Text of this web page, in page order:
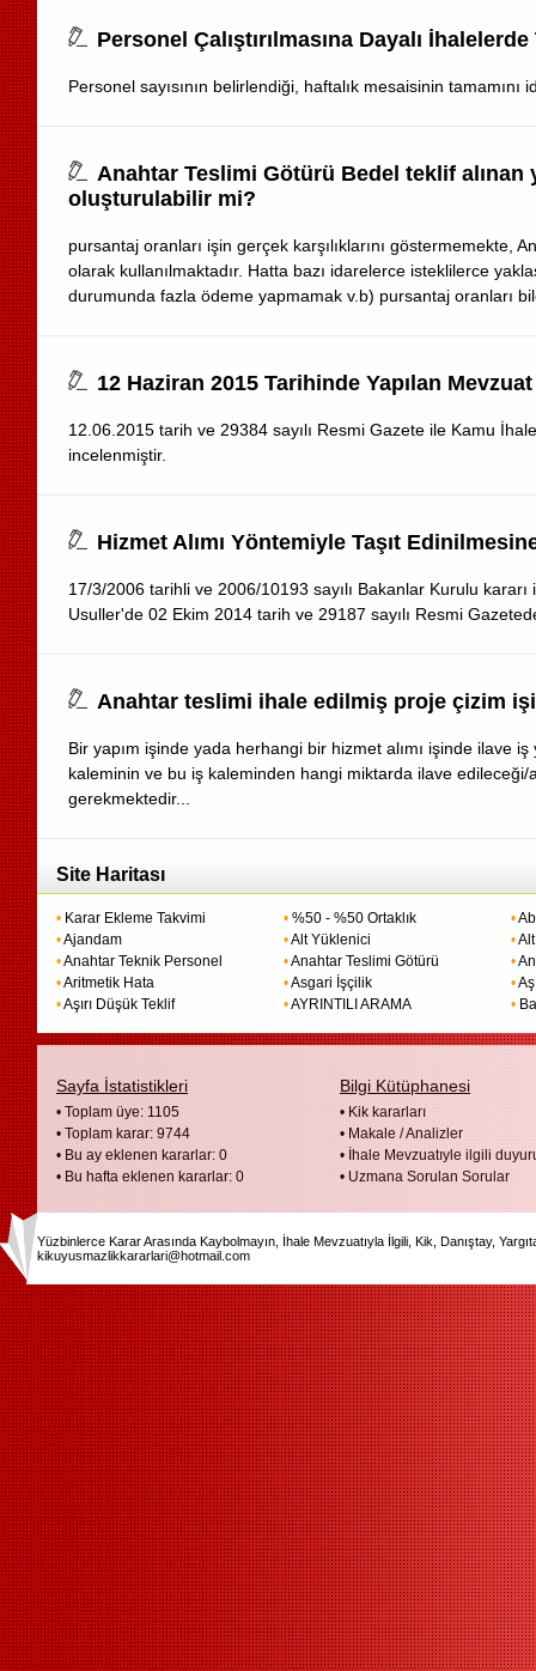
Personel Çalıştırılmasına Dayalı
Personel sayısının belirlendiği, haftalık mesaisinin
Anahtar Teslimi Götürü Bedel teklif
oluşturulabilir mi?
pursantaj oranları işin gerçek karşılıklarını
olarak kullanılmaktadır. Hatta bazı idarelerce isteklilerce
durumunda fazla ödeme yapmamak v.b) pursantaj oranları
12 Haziran 2015 Tarihinde Yapılan
12.06.2015 tarih ve 29384 sayılı Resmi Gazete ile Kamu
incelenmiştir.
Hizmet Alımı Yöntemiyle Taşıt
17/3/2006 tarihli ve 2006/10193 sayılı Bakanlar Kurulu
Usuller'de 02 Ekim 2014 tarih ve 29187 sayılı Resmi
Anahtar teslimi ihale edilmiş proje çizim
Bir yapım işinde yada herhangi bir hizmet alımı işinde ilave
kaleminin ve bu iş kaleminden hangi miktarda ilave edileceği/
gerekmektedir...
Site Haritası
• Karar Ekleme Takvimi • %50 - %50 Ortaklık •
•Ajandam •Alt Yüklenici •
•Anahtar Teknik Personel •Anahtar Teslimi Götürü •
•Aritmetik Hata •Asgari İşçilik •
•Aşırı Düşük Teklif •AYRINTILI ARAMA •
Sayfa İstatistikleri Bilgi Kütüphanesi
• Toplam üye: 1105
• Toplam karar: 9744
• Bu ay eklenen kararlar: 0
• Bu hafta eklenen kararlar: 0
•Kik kararları
•Makale / Analizler
•İhale Mevzuatıyle ilgili
•Uzmana Sorulan Sorular
Yüzbinlerce Karar Arasında Kaybolmayın, İhale Mevzuatıyla İlgili, Kik, Danıştay,
kikuyusmazlikkararlari@hotmail.com